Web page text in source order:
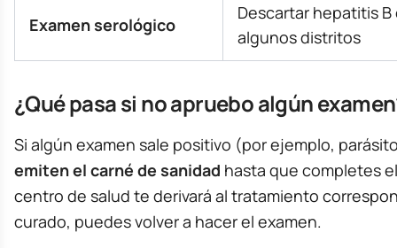
Examen serológico
Descartar hepatitis B
algunos distritos
¿Qué pasa si no apruebo algún
Si algún examen sale positivo (por ejemplo,
emiten el carné de sanidad hasta que completes
centro de salud te derivará al tratamiento
curado, puedes volver a hacer el examen.